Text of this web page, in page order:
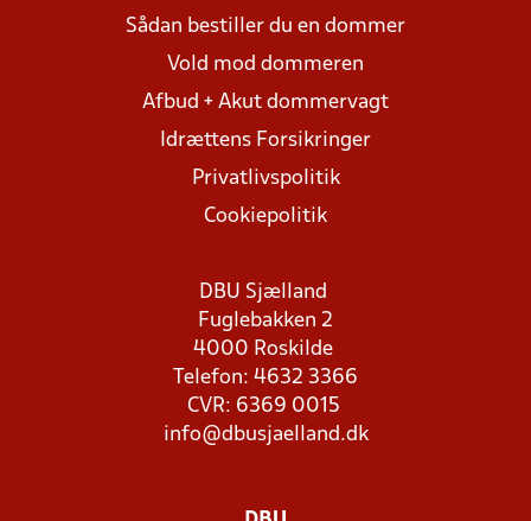
Sådan bestiller du en dommer
Vold mod dommeren
Afbud + Akut dommervagt
Idrættens Forsikringer
Privatlivspolitik
Cookiepolitik
DBU Sjælland
Fuglebakken 2
4000 Roskilde
Telefon: 4632 3366
CVR: 6369 0015
info@dbusjaelland.dk